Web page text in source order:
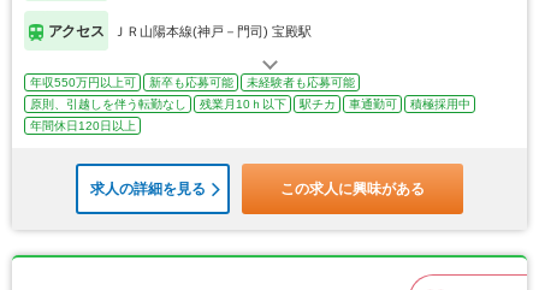
アクセス ＪＲ山陽本線(神戸－門司) 宝殿駅
年収550万円以上可 新卒も応募可能
未経験者も応募可能
原則、引越しを伴う転勤なし
残業月10ｈ以下 駅チカ 車通勤可
積極採用中
年間休日120日以上
求人の詳細を見る この求人に興味がある